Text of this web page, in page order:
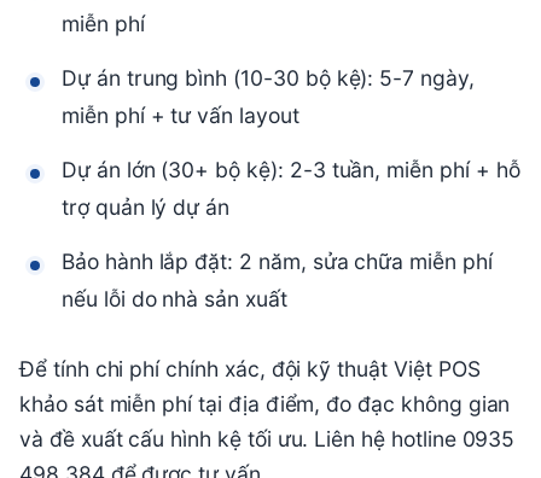
miễn phí
Dự án trung bình (10-30 bộ kệ): 5-7 ngày,
miễn phí + tư vấn layout
Dự án lớn (30+ bộ kệ): 2-3 tuần, miễn phí + hỗ
trợ quản lý dự án
Bảo hành lắp đặt: 2 năm, sửa chữa miễn phí
nếu lỗi do nhà sản xuất
Để tính chi phí chính xác, đội kỹ thuật Việt POS
khảo sát miễn phí tại địa điểm, đo đạc không gian
và đề xuất cấu hình kệ tối ưu. Liên hệ hotline 0935